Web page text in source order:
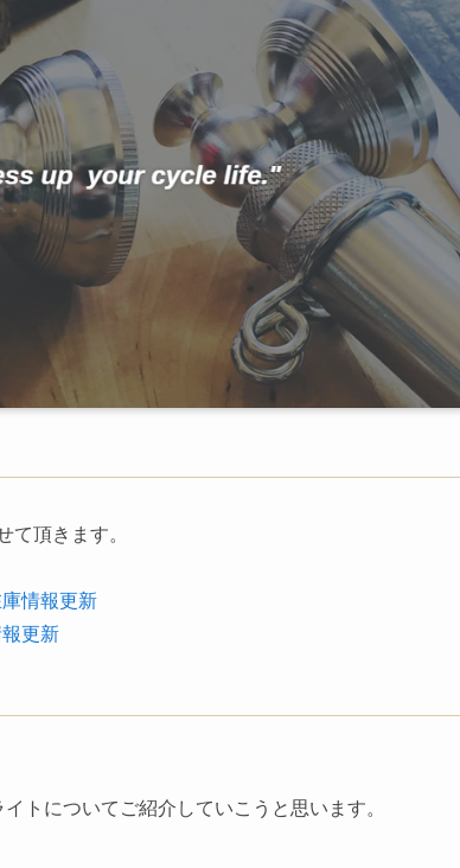
て頂きます。
情報更新
更新
トについてご紹介していこうと思います。